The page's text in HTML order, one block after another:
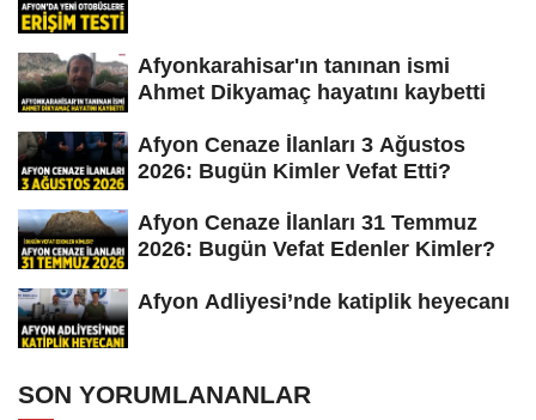
Afyonkarahisar'ın tanınan ismi
Ahmet Dikyamaç hayatını kaybetti
Afyon Cenaze İlanları 3 Ağustos
2026: Bugün Kimler Vefat Etti?
Afyon Cenaze İlanları 31 Temmuz
2026: Bugün Vefat Edenler Kimler?
Afyon Adliyesi’nde katiplik heyecanı
SON YORUMLANANLAR